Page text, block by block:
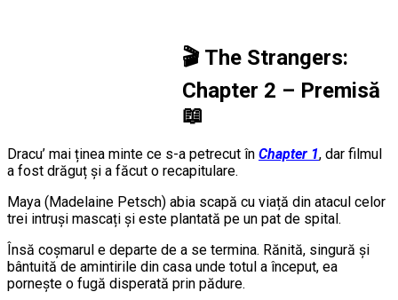
🎬 The Strangers:
Chapter 2 – Premisă
📖
Dracu’ mai ținea minte ce s-a petrecut în Chapter 1, dar filmul
a fost drăguț și a făcut o recapitulare.
Maya (Madelaine Petsch) abia scapă cu viață din atacul celor
trei intruși mascați și este plantată pe un pat de spital.
Însă coșmarul e departe de a se termina. Rănită, singură și
bântuită de amintirile din casa unde totul a început, ea
pornește o fugă disperată prin pădure.